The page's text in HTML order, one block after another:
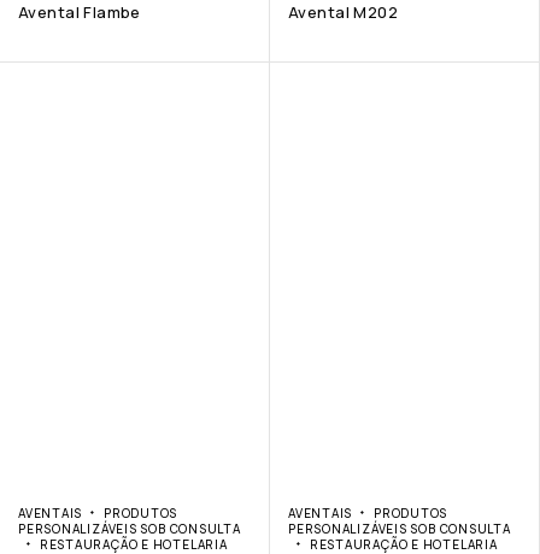
Avental Flambe Avental M202
AVENTAIS
PRODUTOS
PERSONALIZÁVEIS SOB CONSULTA
RESTAURAÇÃO E HOTELARIA
AVENTAIS
PRODUTOS
PERSONALIZÁVEIS SOB CONSULTA
RESTAURAÇÃO E HOTELARIA